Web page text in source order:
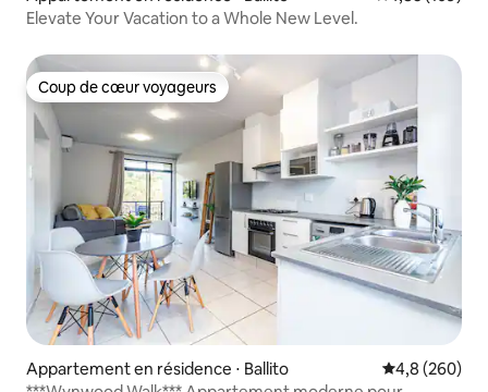
Elevate Your Vacation to a Whole New Level.
Coup de cœur voyageurs
Coup de cœur voyageurs
Appartement en résidence ⋅ Ballito Évaluation
4,8 (260)